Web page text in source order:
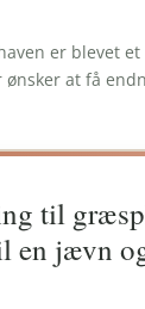
er blevet
ønsker at få
til
en jævn